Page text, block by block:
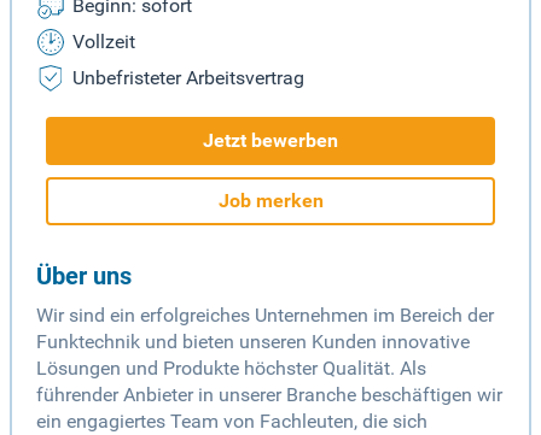
Beginn: sofort
Vollzeit
Unbefristeter Arbeitsvertrag
Jetzt bewerben
Job merken
Über uns
Wir sind ein erfolgreiches Unternehmen im Bereich der
Funktechnik und bieten unseren Kunden innovative
Lösungen und Produkte höchster Qualität. Als
führender Anbieter in unserer Branche beschäftigen wir
ein engagiertes Team von Fachleuten, die sich